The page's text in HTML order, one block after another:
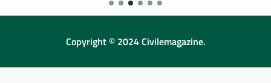
Copyright © 2024 Civilemagazine.